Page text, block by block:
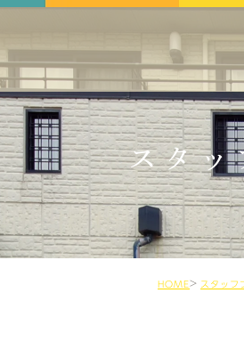
スタッ
HOME スタッフ